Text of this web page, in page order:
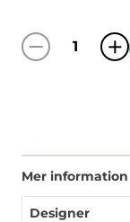
Mer information
Designer